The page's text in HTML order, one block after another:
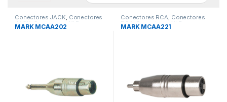
Conectores JACK, Conectores
JACK,Conectores XLR
Conectores XLR
MARK MCAA202
Conectores RCA, Conectores
RCA,Conectores XLR
Conectores XLR
MARK MCAA221